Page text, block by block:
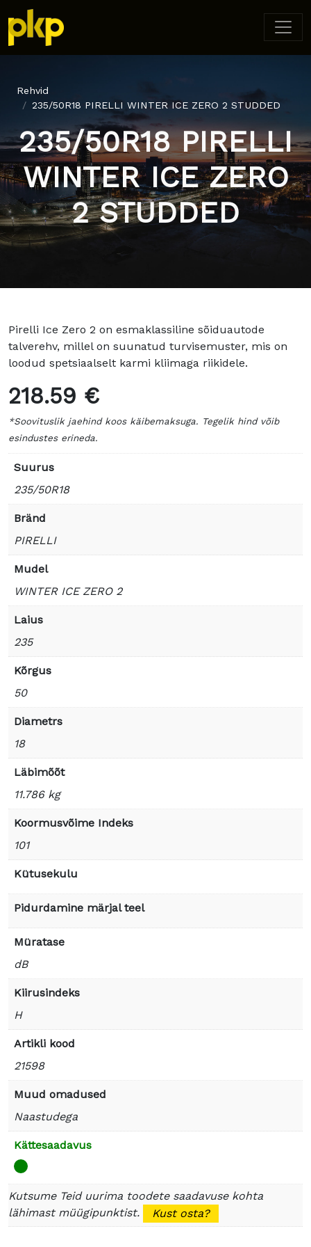
Rehvid
235/50R18 PIRELLI WINTER ICE ZERO 2 STUDDED
235/50R18 PIRELLI
WINTER ICE ZERO
2 STUDDED
Pirelli Ice Zero 2 on esmaklassiline sõiduautode
talverehv, millel on suunatud turvisemuster, mis on
loodud spetsiaalselt karmi kliimaga riikidele.
218.59 €
*Soovituslik jaehind koos käibemaksuga. Tegelik hind võib
esindustes erineda.
Suurus
235/50R18
Bränd
PIRELLI
Mudel
WINTER ICE ZERO 2
Laius
235
Kõrgus
50
Diametrs
18
Läbimõõt
11.786 kg
Koormusvõime Indeks
101
Kütusekulu
Pidurdamine märjal teel
Müratase
dB
Kiirusindeks
H
Artikli kood
21598
Muud omadused
Naastudega
Kättesaadavus
Kutsume Teid uurima toodete saadavuse kohta
lähimast müügipunktist.
Kust osta?